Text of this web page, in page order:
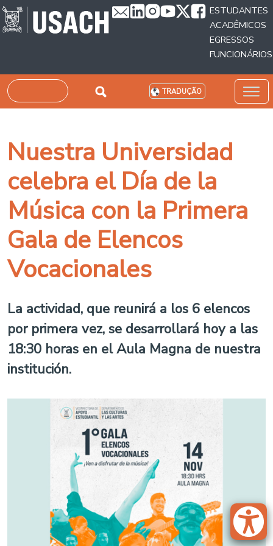
Passar para o conteúdo principal
ESTUDANTES
ACADÊMICOS
EGRESSOS
FUNCIONÁRIOS
Pesquisar TRADUÇÃO
Nuestra Universidad
celebra el Día de la
Música con la Primera
Gala de Elencos
Vocacionales
La actividad, que reunirá a los 6 elencos
por primera vez, se desarrollará hoy a las
18:30 horas en el Aula Magna de nuestra
institución.